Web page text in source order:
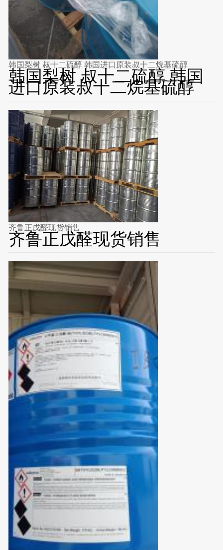
韩国梨树 叔十二硫醇 韩国进口原装叔十二烷基硫醇
韩国梨树 叔十二硫醇 韩国
进口原装叔十二烷基硫醇
齐鲁正戊醛现货销售
齐鲁正戊醛现货销售